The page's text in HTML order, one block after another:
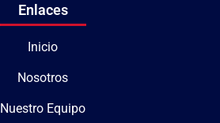
Enlaces
Inicio
Nosotros
Nuestro Equipo